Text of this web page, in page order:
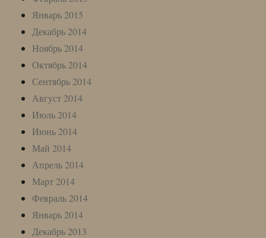
Январь 2015
Декабрь 2014
Ноябрь 2014
Октябрь 2014
Сентябрь 2014
Август 2014
Июль 2014
Июнь 2014
Май 2014
Апрель 2014
Март 2014
Февраль 2014
Январь 2014
Декабрь 2013